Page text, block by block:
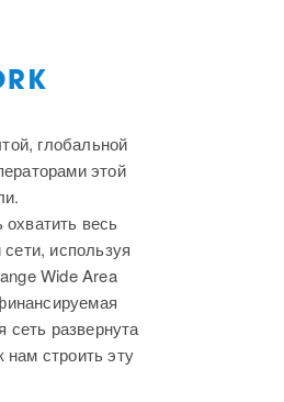
глобальной
этой
весь
используя
Wide Area
развернута
строить эту